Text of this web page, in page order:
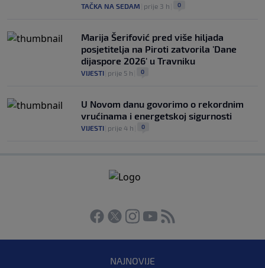
TAČKA NA SEDAM prije 3 h 0
Marija Šerifović pred više hiljada
posjetitelja na Piroti zatvorila 'Dane
dijaspore 2026' u Travniku
VIJESTI prije 5 h 0
U Novom danu govorimo o rekordnim
vrućinama i energetskoj sigurnosti
VIJESTI prije 4 h 0
NAJNOVIJE